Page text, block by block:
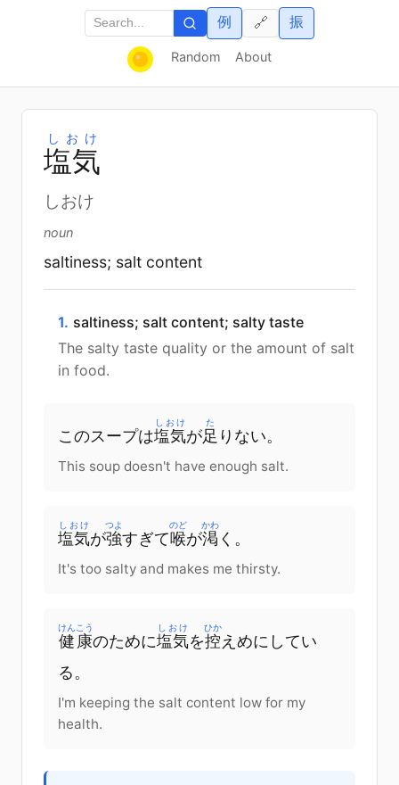
Random About
例 振
🔗
塩気
しおけ
しおけ
noun
saltiness; salt content
1. saltiness; salt content; salty taste
The salty taste quality or the amount of salt
in food.
このスープは塩気
しおけ
が足
た
りない。
This soup doesn't have enough salt.
塩気
しおけ
が強
つよ
すぎて喉
のど
が渇
かわ
く。
It's too salty and makes me thirsty.
健康
けんこう
のために塩気
しおけ
を控
ひか
えめにしてい
る。
I'm keeping the salt content low for my
health.